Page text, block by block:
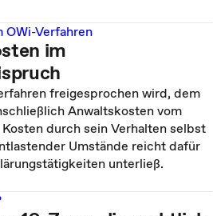
OWi-Verfahren
im
freigesprochen wird, dem
Anwaltskosten vom
durch sein Verhalten selbst
Umstände reicht dafür
unterließ.